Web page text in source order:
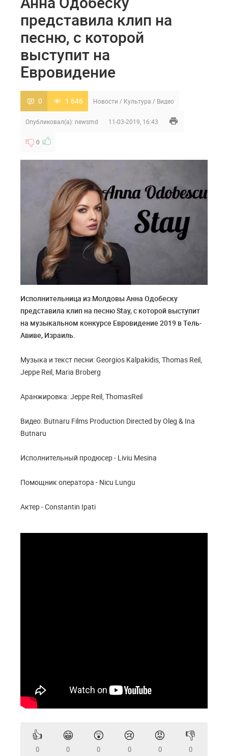
представила клип на
песню, с которой
выступит на
Евровидение
0 1 646 Новости / Культура / Видео
Опубликовал(а): newsmd 11-03-2019, 16:43
0
Исполнительница из Молдовы Анна Одобеску
представила клип на песню Stay, с которой выступит
на музыкальном конкурсе Евровидение 2019 в Тель-
Авиве, Израиль.
Музыка и текст песни: Georgios Kalpakidis, Thomas Reil,
Jeppe Reil, Maria Broberg
Аранжировка: Jeppe Reil, ThomasReil
Видео: Butnaru Films Production Directed by Oleg & Ina
Butnaru
Исполнительный продюсер - Liviu Mesina
Помощник оператора - Nicu Lungu
Актер - Constantin Ipati
👍
0
😁
0
😲
0
😢
0
😡
0
👎
0